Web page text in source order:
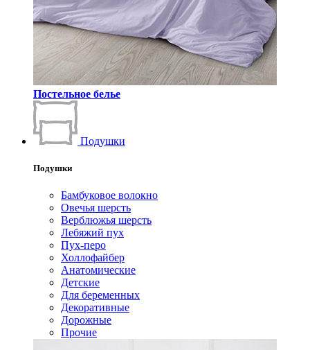
Постельное белье
Подушки
Подушки
Бамбуковое волокно
Овечья шерсть
Верблюжья шерсть
Лебяжий пух
Пух-перо
Холлофайбер
Анатомические
Детские
Для беременных
Декоративные
Дорожные
Прочие